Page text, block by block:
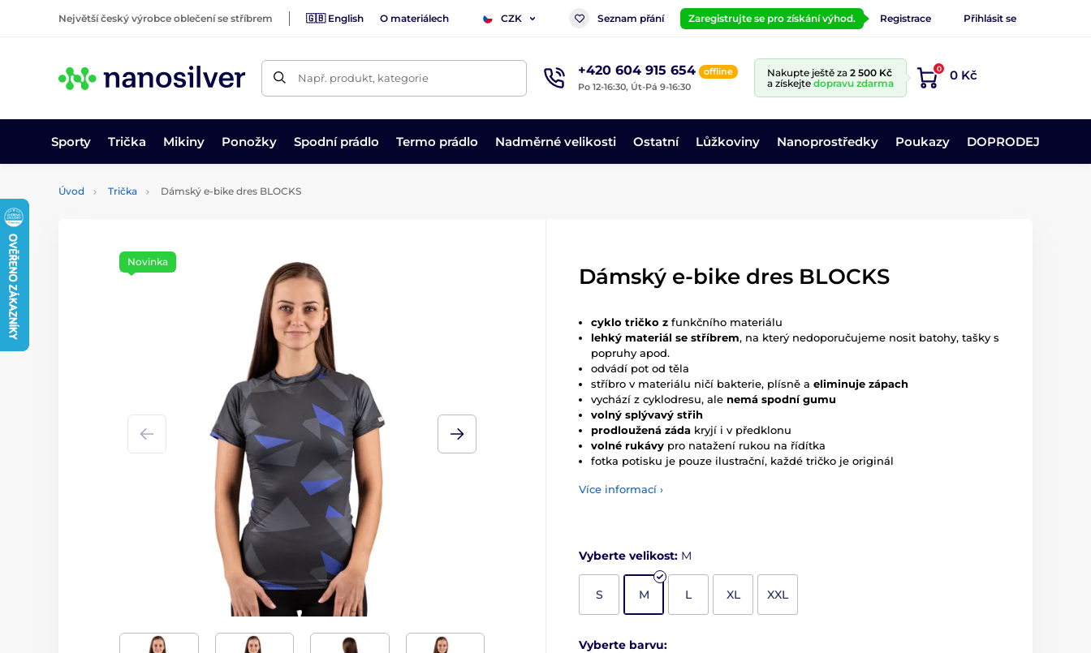
Největší český výrobce oblečení se stříbrem 🇬🇧 English O materiálech CZK Seznam přání Zaregistrujte se pro získání výhod. Registrace Přihlásit se
Např. produkt, kategorie +420 604 915 654
offline
Po 12-16:30, Út-Pá 9-16:30
Nakupte ještě za 2 500 Kč
a získejte dopravu zdarma
0 0 Kč
Sporty Trička Mikiny Ponožky Spodní prádlo Termo prádlo Nadměrné velikosti Ostatní Lůžkoviny Nanoprostředky Poukazy DOPRODEJ
Úvod Trička Dámský e-bike dres BLOCKS
Novinka
Dámský e-bike dres BLOCKS
cyklo tričko z funkčního materiálu
lehký materiál se stříbrem, na který nedoporučujeme nosit batohy, tašky s
popruhy apod.
odvádí pot od těla
stříbro v materiálu ničí bakterie, plísně a eliminuje zápach
vychází z cyklodresu, ale nemá spodní gumu
volný splývavý střih
prodloužená záda kryjí i v předklonu
volné rukávy pro natažení rukou na řídítka
fotka potisku je pouze ilustrační, každé tričko je originál
Více informací ›
Vyberte velikost: M
S M L XL XXL
Vyberte barvu: